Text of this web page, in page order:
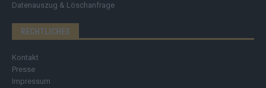
Datenauszug & Löschanfrage
RECHTLICHES
Kontakt
Presse
Impressum